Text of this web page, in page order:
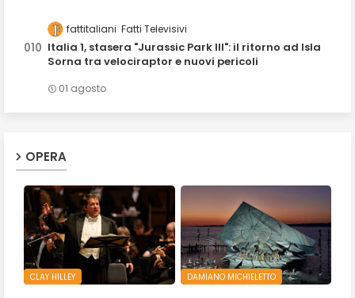
fattitaliani Fatti Televisivi
Italia 1, stasera "Jurassic Park III": il ritorno ad Isla
Sorna tra velociraptor e nuovi pericoli
01 agosto
OPERA
CLAY HILLEY DAMIANO MICHIELETTO